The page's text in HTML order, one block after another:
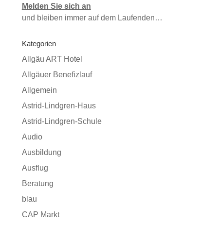
Melden Sie sich an
und bleiben immer auf dem Laufenden…
Kategorien
Allgäu ART Hotel
Allgäuer Benefizlauf
Allgemein
Astrid-Lindgren-Haus
Astrid-Lindgren-Schule
Audio
Ausbildung
Ausflug
Beratung
blau
CAP Markt